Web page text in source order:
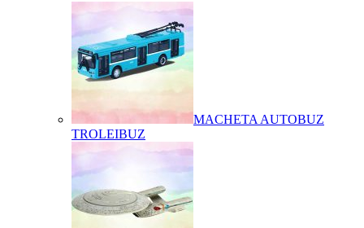
MACHETA AUTOBUZ
TROLEIBUZ